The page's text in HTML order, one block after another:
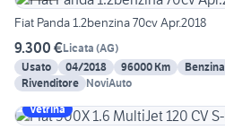
Fiat Panda 1.2benzina 70cv Apr.2018
9.300 €Licata (AG)
Usato
04/2018 96000 Km Benzina
Rivenditore NoviAuto
Vetrina